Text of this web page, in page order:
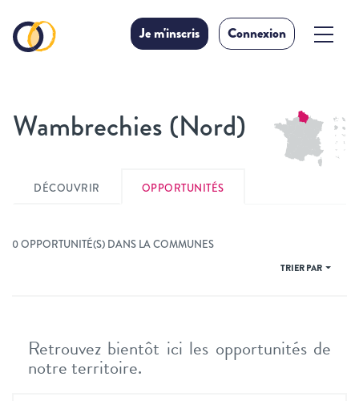
Je m'inscris Connexion
Wambrechies (Nord)
DÉCOUVRIR OPPORTUNITÉS
0 OPPORTUNITÉ(S) DANS LA COMMUNES
TRIER PAR
Retrouvez bientôt ici les opportunités de
notre territoire.